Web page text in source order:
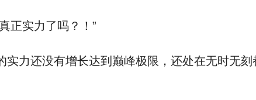
实力了吗？！”
力还没有增长达到巅峰极限，还处在无时无刻